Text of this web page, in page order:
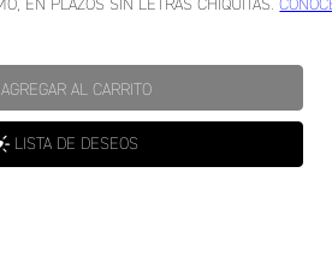
AGREGAR AL CARRITO
LISTA DE DESEOS